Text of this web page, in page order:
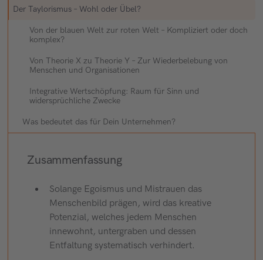
Der Taylorismus – Wohl oder Übel?
Von der blauen Welt zur roten Welt – Kompliziert oder doch
komplex?
Von Theorie X zu Theorie Y – Zur Wiederbelebung von
Menschen und Organisationen
Integrative Wertschöpfung: Raum für Sinn und
widersprüchliche Zwecke
Was bedeutet das für Dein Unternehmen?
Zusammenfassung
Solange Egoismus und Mistrauen das
Menschenbild prägen, wird das kreative
Potenzial, welches jedem Menschen
innewohnt, untergraben und dessen
Entfaltung systematisch verhindert.